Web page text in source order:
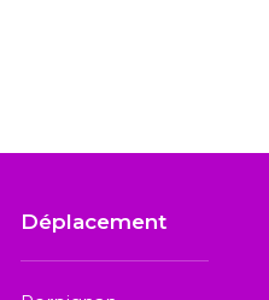
Déplacement